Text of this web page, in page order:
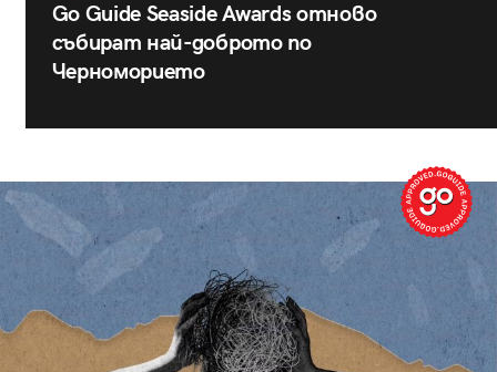
Go Guide Seaside Awards отново
събират най-доброто по
Черноморието